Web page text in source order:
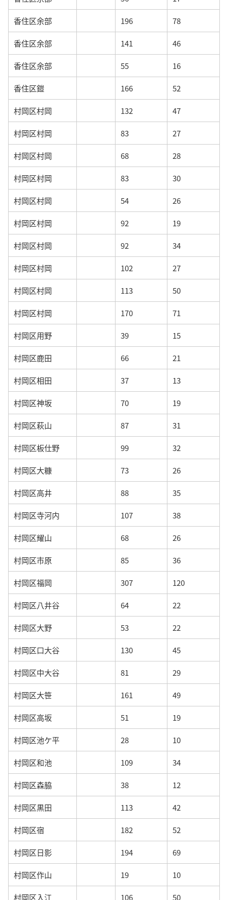
香住区余部 196 78
香住区余部 141 46
香住区余部 55 16
香住区鎧 166 52
村岡区村岡 132 47
村岡区村岡 83 27
村岡区村岡 68 28
村岡区村岡 83 30
村岡区村岡 54 26
村岡区村岡 92 19
村岡区村岡 92 34
村岡区村岡 102 27
村岡区村岡 113 50
村岡区村岡 170 71
村岡区用野 39 15
村岡区鹿田 66 21
村岡区相田 37 13
村岡区神坂 70 19
村岡区萩山 87 31
村岡区板仕野 99 32
村岡区大糠 73 26
村岡区高井 88 35
村岡区寺河内 107 38
村岡区耀山 68 26
村岡区市原 85 36
村岡区福岡 307 120
村岡区八井谷 64 22
村岡区大野 53 22
村岡区口大谷 130 45
村岡区中大谷 81 29
村岡区大笹 161 49
村岡区高坂 51 19
村岡区池ケ平 28 10
村岡区和池 109 34
村岡区森脇 38 12
村岡区黒田 113 42
村岡区宿 182 52
村岡区日影 194 69
村岡区作山 19 10
村岡区入江 106 50